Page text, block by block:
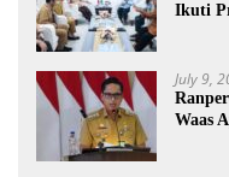
Ikuti
July 9,
Waas